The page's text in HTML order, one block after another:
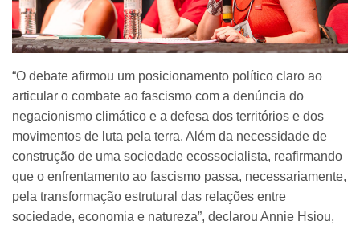
“O debate afirmou um posicionamento político claro ao
articular o combate ao fascismo com a denúncia do
negacionismo climático e a defesa dos territórios e dos
movimentos de luta pela terra. Além da necessidade de
construção de uma sociedade ecossocialista, reafirmando
que o enfrentamento ao fascismo passa, necessariamente,
pela transformação estrutural das relações entre
sociedade, economia e natureza”, declarou Annie Hsiou,